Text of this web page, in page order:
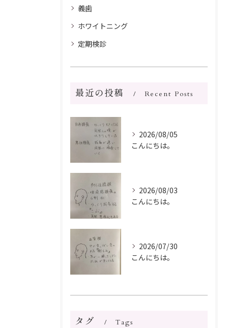
義歯
ホワイトニング
定期検診
最近の投稿 Recent Posts
2026/08/05
こんにちは。
2026/08/03
こんにちは。
2026/07/30
こんにちは。
タグ Tags